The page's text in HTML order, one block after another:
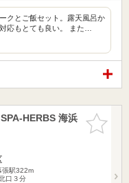
クとご飯セット。露天風呂か
応もとても良い。 また…
お気に入
りに追加
HERBS 海浜
張駅322m
口３分